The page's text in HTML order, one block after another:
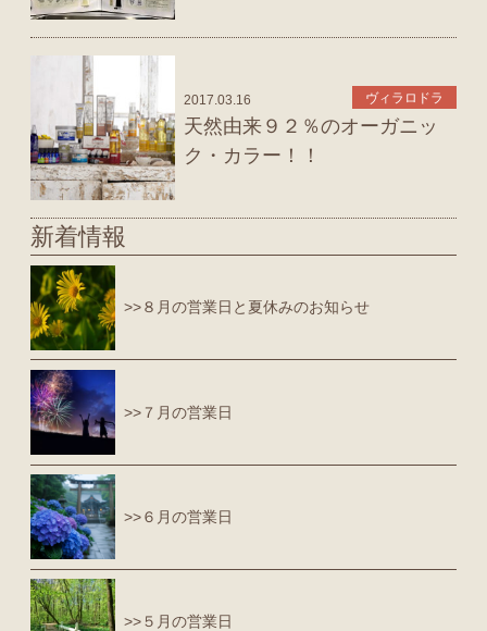
2017.03.16 ヴィラロドラ
天然由来９２％のオーガニッ
ク・カラー！！
新着情報
>>８月の営業日と夏休みのお知らせ
>>７月の営業日
>>６月の営業日
>>５月の営業日